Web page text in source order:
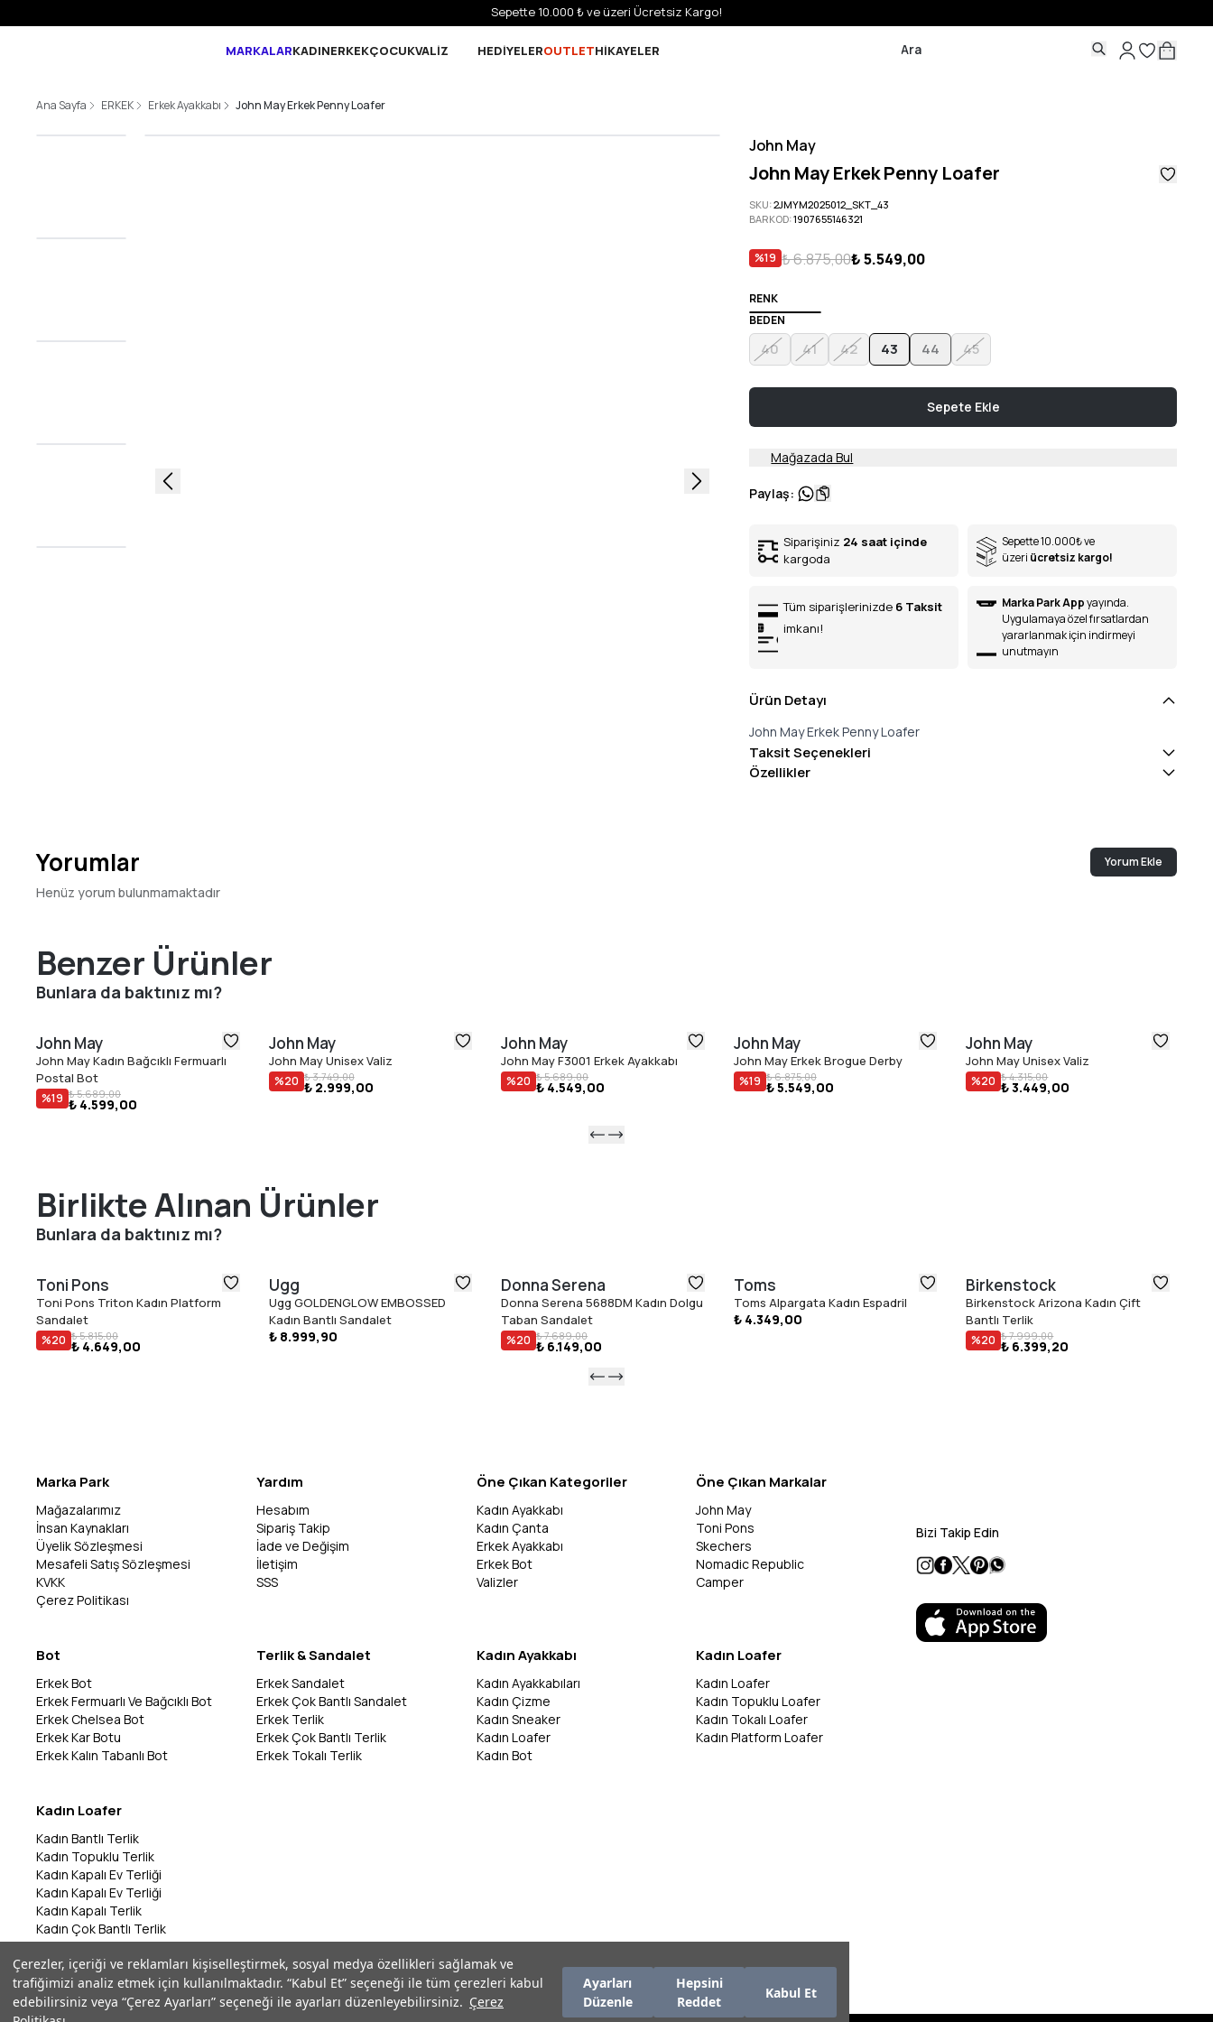
Çerezler, içeriği ve reklamları kişiselleştirmek, sosyal medya özellikleri sağlamak ve
trafiğimizi analiz etmek için kullanılmaktadır. “Kabul Et” seçeneği ile tüm çerezleri kabul
edebilirsiniz veya “Çerez Ayarları” seçeneği ile ayarları düzenleyebilirsiniz. Çerez
Ayarları
Düzenle
Hepsini
Reddet
Kabul Et
Sepette 10.000 ₺ ve üzeri Ücretsiz Kargo!
MARKALARKADINERKEKÇOCUKVALİZ HEDİYELEROUTLETHİKAYELER
Ana Sayfa ERKEK Erkek Ayakkabı John May Erkek Penny Loafer
John May
John May Erkek Penny Loafer
SKU:2JMYM2025012_SKT_43
BARKOD:1907655146321
%19 ₺ 6.875,00₺ 5.549,00
RENK
BEDEN
40 41 42 43 44 45
Sepete Ekle
Mağazada Bul
Paylaş:
Siparişiniz 24 saat içinde
kargoda
Sepette 10.000₺ve
üzeri ücretsiz kargo!
Tüm siparişlerinizde 6 Taksit
imkanı!
Marka Park Appyayında.
Uygulamaya özel fırsatlardan
yararlanmak için indirmeyi
unutmayın
Ürün Detayı
John May Erkek Penny Loafer
Taksit Seçenekleri
Özellikler
Yorumlar Yorum Ekle
Henüz yorum bulunmamaktadır
Benzer Ürünler
Bunlara da baktınız mı?
John May
John May Kadın Bağcıklı Fermuarlı
Postal Bot
%19 ₺ 5.689,00
₺ 4.599,00
John May
John May Unisex Valiz
%20 ₺ 3.749,00
₺ 2.999,00
John May
John May F3001 Erkek Ayakkabı
%20 ₺ 5.689,00
₺ 4.549,00
John May
John May Erkek Brogue Derby
%19 ₺ 6.875,00
₺ 5.549,00
John May
John May Unisex Valiz
%20 ₺ 4.315,00
₺ 3.449,00
Birlikte Alınan Ürünler
Bunlara da baktınız mı?
Toni Pons
Toni Pons Triton Kadın Platform
Sandalet
%20 ₺ 5.815,00
₺ 4.649,00
Ugg
Ugg GOLDENGLOW EMBOSSED
Kadın Bantlı Sandalet
₺ 8.999,90
Donna Serena
Donna Serena 5688DM Kadın Dolgu
Taban Sandalet
%20 ₺ 7.689,00
₺ 6.149,00
Toms
Toms Alpargata Kadın Espadril
₺ 4.349,00
Birkenstock
Birkenstock Arizona Kadın Çift
Bantlı Terlik
%20 ₺ 7.999,00
₺ 6.399,20
Marka Park
Mağazalarımız
İnsan Kaynakları
Üyelik Sözleşmesi
Mesafeli Satış Sözleşmesi
KVKK
Çerez Politikası
Yardım
Hesabım
Sipariş Takip
İade ve Değişim
İletişim
SSS
Öne Çıkan Kategoriler
Kadın Ayakkabı
Kadın Çanta
Erkek Ayakkabı
Erkek Bot
Valizler
Öne Çıkan Markalar
John May
Toni Pons
Skechers
Nomadic Republic
Camper
Bot
Erkek Bot
Erkek Fermuarlı Ve Bağcıklı Bot
Erkek Chelsea Bot
Erkek Kar Botu
Erkek Kalın Tabanlı Bot
Terlik & Sandalet
Erkek Sandalet
Erkek Çok Bantlı Sandalet
Erkek Terlik
Erkek Çok Bantlı Terlik
Erkek Tokalı Terlik
Kadın Ayakkabı
Kadın Ayakkabıları
Kadın Çizme
Kadın Sneaker
Kadın Loafer
Kadın Bot
Kadın Loafer
Kadın Loafer
Kadın Topuklu Loafer
Kadın Tokalı Loafer
Kadın Platform Loafer
Kadın Loafer
Kadın Bantlı Terlik
Kadın Topuklu Terlik
Kadın Kapalı Ev Terliği
Kadın Kapalı Ev Terliği
Kadın Kapalı Terlik
Kadın Çok Bantlı Terlik
Kadın Bantlı Terlik
Kadın Çok Bantlı Terlik
Kadın Parmak Arası Terlik
Bizi Takip Edin